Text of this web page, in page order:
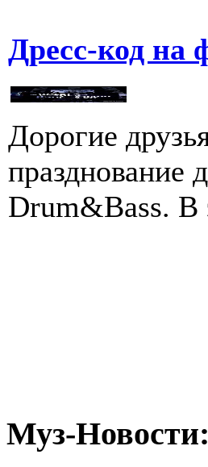
Дресс-код на
Дорогие
празднование
Drum&Bass. В
Муз-Новости: